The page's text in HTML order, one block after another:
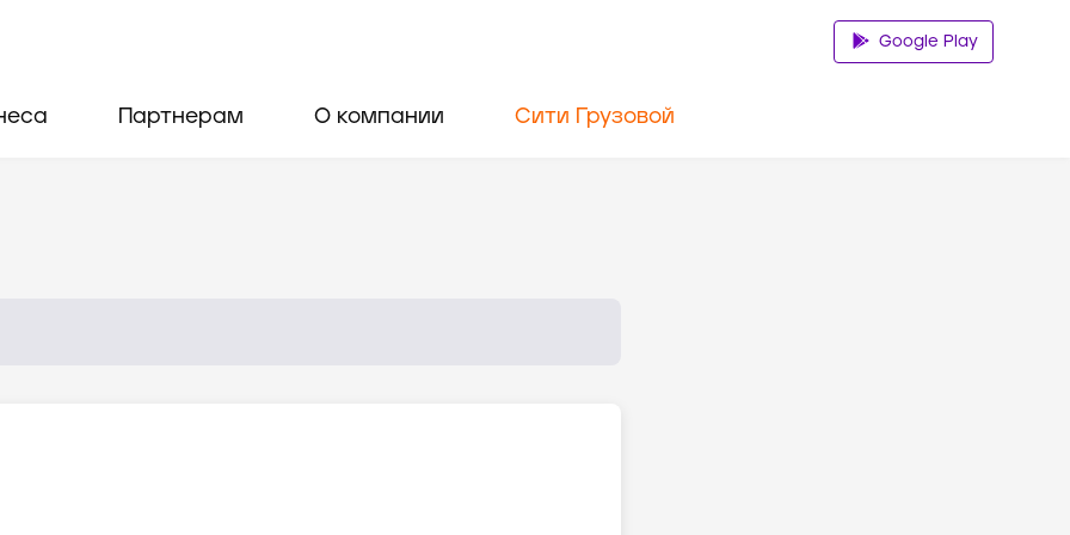
Google Play
Партнерам О компании Сити Грузовой